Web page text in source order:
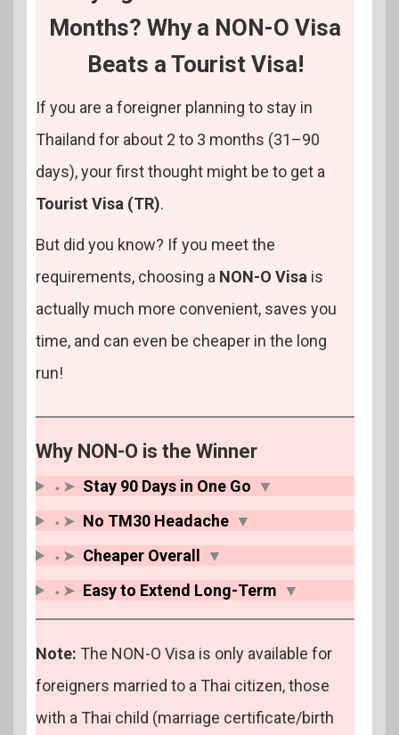
Months? Why a NON-O Visa
Beats a Tourist Visa!
If you are a foreigner planning to stay in
Thailand for about 2 to 3 months (31–90
days), your first thought might be to get a
Tourist Visa (TR).
But did you know? If you meet the
requirements, choosing a NON-O Visa is
actually much more convenient, saves you
time, and can even be cheaper in the long
run!
Why NON-O is the Winner
⬩➤ Stay 90 Days in One Go ▼
⬩➤ No TM30 Headache ▼
⬩➤ Cheaper Overall ▼
⬩➤ Easy to Extend Long-Term ▼
Note: The NON-O Visa is only available for
foreigners married to a Thai citizen, those
with a Thai child (marriage certificate/birth